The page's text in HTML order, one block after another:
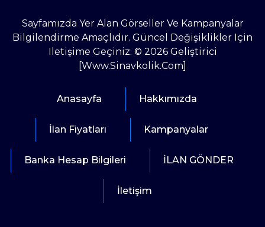
Sayfamızda Yer Alan Görseller Ve Kampanyalar
Bilgilendirme Amaçlıdır. Güncel Değişiklikler Için
Iletişime Geçiniz. © 2026 Geliştirici
[www.sinavkolik.com]
Anasayfa Hakkımızda
İlan Fiyatları Kampanyalar
Banka Hesap Bilgileri İLAN GÖNDER
İletişim